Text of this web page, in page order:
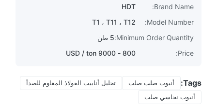
Brand Name:
Model Number:
T1 ، T11 ، T12
Minimum Order Quantity: 5 طن
Price:
Tags: أنبوب صلب صلب
تخليل أنابيب الفولاذ المقاوم للصدأ
أنبوب نحاسي صلب